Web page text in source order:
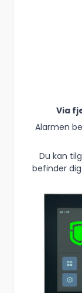
Via
Alarmen
Du kan
befinder